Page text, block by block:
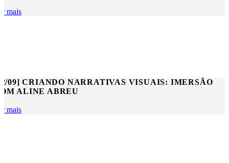
mais
09] CRIANDO NARRATIVAS VISUAIS: IMERSÃO
ALINE ABREU
mais